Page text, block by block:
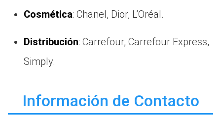
Cosmética: Chanel, Dior, L’Oréal.
Distribución: Carrefour, Carrefour Express,
Simply.
Información de Contacto